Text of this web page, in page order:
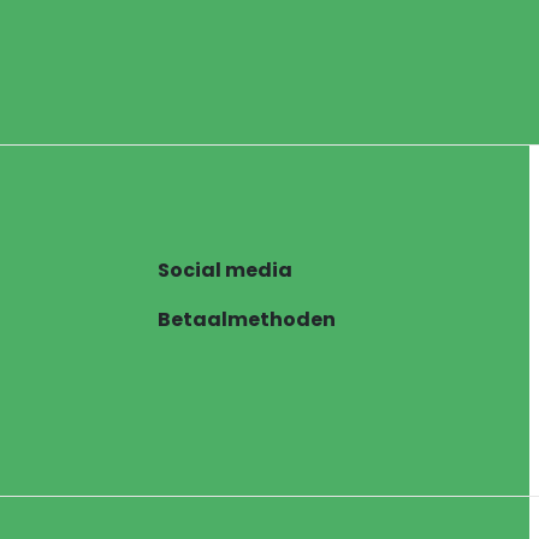
Social media
Betaalmethoden